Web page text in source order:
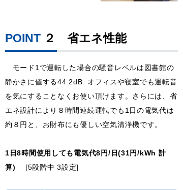
POINT ２ 省エネ性能
モード1で運転した場合の騒音レベルは図書館の
静かさに値する44.2dB. オフィスや寝室でも運転音
を気にすることなくお使い頂けます。さらには、省
エネ設計により８時間連続運転でも1日の電気代は
約８円と、お財布にも優しい空気清浄機です。
1日8時間使用しても電気代8円/日(31円/kWh 計
算) [5段階中 3設定]